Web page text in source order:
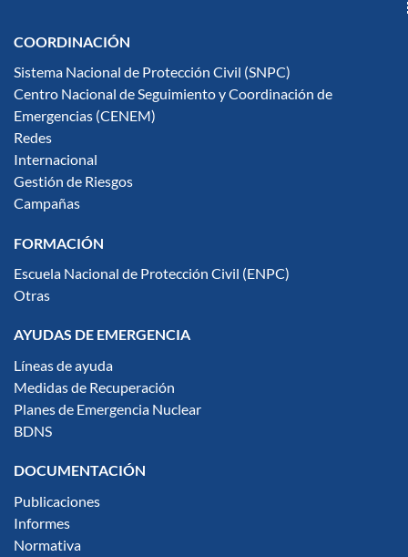
COORDINACIÓN
Sistema Nacional de Protección Civil (SNPC)
Centro Nacional de Seguimiento y Coordinación de
Emergencias (CENEM)
Redes
Internacional
Gestión de Riesgos
Campañas
FORMACIÓN
Escuela Nacional de Protección Civil (ENPC)
Otras
AYUDAS DE EMERGENCIA
Líneas de ayuda
Medidas de Recuperación
Planes de Emergencia Nuclear
BDNS
DOCUMENTACIÓN
Publicaciones
Informes
Normativa